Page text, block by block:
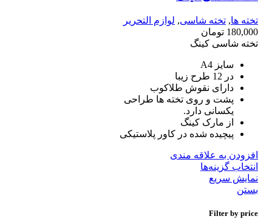
بستن
Filter by price
تخته ها, تخته شاسی, لوازم التحریر
180,000 تومان
تخته شاسی کینگ
سایز A4
در 12 طرح زیبا
دارای نقوش طلاکوب
پشت و روی تخته ها طراحی
یکسانی دارد.
از مارک کینگ
پیچیده شده در کاور پلاستیکی
افزودن به علاقه مندی
انتخاب گزینه‌ها
نمایش سریع